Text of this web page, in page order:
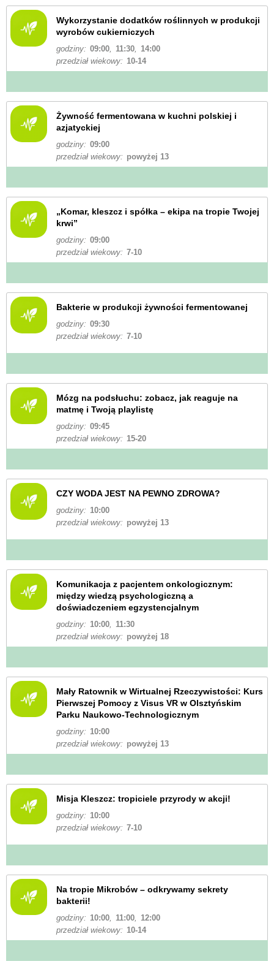
Wykorzystanie dodatków roślinnych w produkcji
wyrobów cukierniczych
godziny: 09:00, 11:30,
14:00
przedział wiekowy: 10-14
Żywność fermentowana w kuchni polskiej i
azjatyckiej
godziny: 09:00
przedział wiekowy: powyżej 13
„Komar, kleszcz i spółka – ekipa na tropie Twojej
krwi”
godziny: 09:00
przedział wiekowy: 7-10
Bakterie w produkcji żywności fermentowanej
godziny: 09:30
przedział wiekowy: 7-10
Mózg na podsłuchu: zobacz, jak reaguje na
matmę i Twoją playlistę
godziny: 09:45
przedział wiekowy: 15-20
CZY WODA JEST NA PEWNO ZDROWA?
godziny: 10:00
przedział wiekowy: powyżej 13
Komunikacja z pacjentem onkologicznym:
między wiedzą psychologiczną a
doświadczeniem egzystencjalnym
godziny: 10:00,
11:30
przedział wiekowy: powyżej 18
Mały Ratownik w Wirtualnej Rzeczywistości: Kurs
Pierwszej Pomocy z Visus VR w Olsztyńskim
Parku Naukowo-Technologicznym
godziny: 10:00
przedział wiekowy: powyżej 13
Misja Kleszcz: tropiciele przyrody w akcji!
godziny: 10:00
przedział wiekowy: 7-10
Na tropie Mikrobów – odkrywamy sekrety
bakterii!
godziny: 10:00, 11:00,
12:00
przedział wiekowy: 10-14